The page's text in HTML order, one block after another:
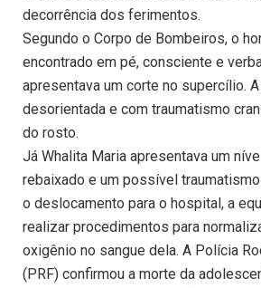
decorrência dos ferimentos.
Segundo o Corpo de Bombeiros, o
encontrado em pé, consciente e
apresentava um corte no supercílio.
desorientada e com traumatismo
do rosto.
Já Whalita Maria apresentava um
rebaixado e um possível traumatismo
o deslocamento para o hospital, a
realizar procedimentos para
oxigênio no sangue dela. A Polícia
(PRF) confirmou a morte da